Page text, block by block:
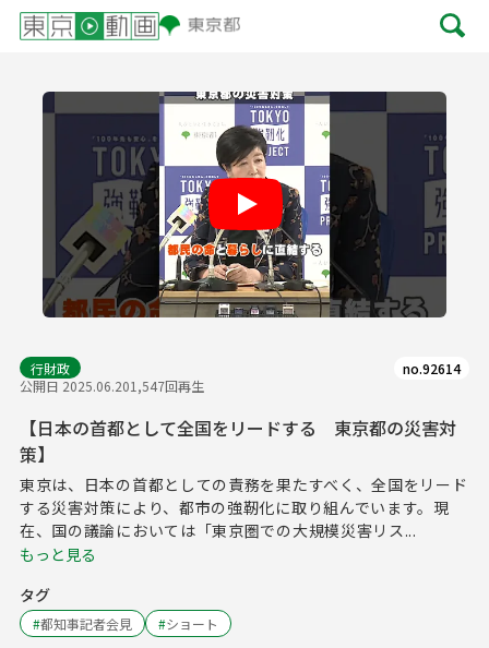
行財政
公開日 2025.06.201,547回再生
no.92614
【日本の首都として全国をリードする 東京都の災害対
策】
東京は、日本の首都としての責務を果たすべく、全国をリード
する災害対策により、都市の強靭化に取り組んでいます。現
在、国の議論においては「東京圏での大規模災害リス...
もっと見る
タグ
#都知事記者会見 #ショート